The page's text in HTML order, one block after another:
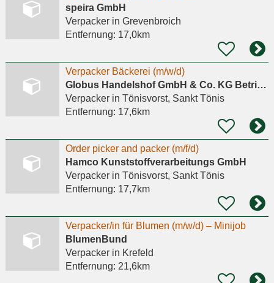
speira GmbH
Verpackerin Grevenbroich
Entfernung: 17,0km
Verpacker Bäckerei (m/w/d)
Globus Handelshof GmbH & Co. KG Betriebsstätte Tönisvorst
Verpackerin Tönisvorst, Sankt Tönis
Entfernung: 17,6km
Order picker and packer (m/f/d)
Hamco Kunststoffverarbeitungs GmbH
Verpackerin Tönisvorst, Sankt Tönis
Entfernung: 17,7km
Verpacker/in für Blumen (m/w/d) – Minijob
BlumenBund
Verpackerin Krefeld
Entfernung: 21,6km